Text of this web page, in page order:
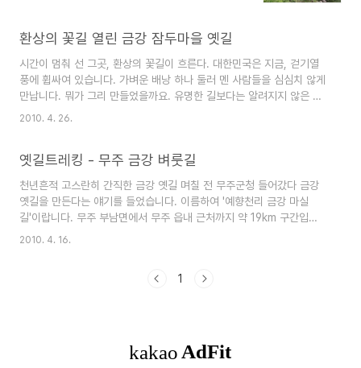
면, 등산과 걷기의 차이는 뭘까. 등산은 수직이동이
리를 수평으로 이동한다. 수직이동을 통해 보고 듣
지 못했던 것을 걷기에서 얻을 수 있다. 등산이 앞만
보고 달리는 현대인이라면, 걷기는 삶의 질을 우선
으로 하는 슬로우족이다. 금강 천리길, 그 중심에 서
라하기 그지 없다..
환상의 꽃길 열린 금강 잠두마을 옛길
시간이 멈춰 선 그곳, 환상의 꽃길이 흐른다. 대한민국은 지금, 걷기열
풍에 휩싸여 있습니다. 가벼운 배낭 하나 둘러 멘 사람들을 심심치 않게
만납니다. 뭐가 그리 만들었을까요. 유명한 길보다는 알려지지 않은 길
을 쫓아 다닙니다. 거창한 관광지 만들기에 열올리고 있는 이 나라 관리
다. 연둣빛 금강과 벚꽃, 조팝나무꽃, 복사꽃이 어우러진 환상의 꽃길을
의 확포장 공사로 잊혀졌던 길입니다. 잠두1교에서 잠두2교까지 약
2km 구간으로 한바퀴 돌아서 원점으로 갈 수 있습니다. 거리는 두 배
가 되겠지요. 이 길에..
2010. 4. 26.
옛길트레킹 - 무주 금강 벼룻길
천년흔적 고스란히 간직한 금강 옛길 며칠 전 무주군청 들어갔다 금강
옛길을 만든다는 얘기를 들었습니다. 이름하여 '예향천리 금강 마실
길'이랍니다. 무주 부남면에서 무주 읍내 근처까지 약 19km 구간입니
다. 이 길은 깎아지른 듯한 벼랑을 지나고 너른 들녘도 지납니다. 강과
구간을 다녀왔습니다. 벼룻길은 강가나 바닷가 낭떠러지로 통하는 비탈
다. 이 고장에서 나고 자란 ..
2010. 4. 16.
1